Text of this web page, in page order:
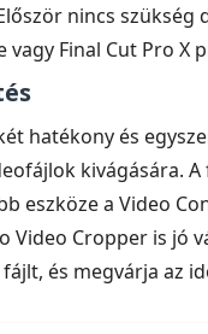
nincs szükség
vagy Final Cut Pro X
hatékony és
kivágására.
eszköze a Video
Video Cropper is jó
és megvárja az